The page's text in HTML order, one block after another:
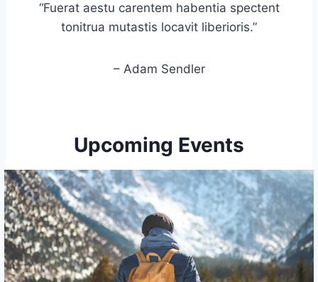
“Fuerat aestu carentem habentia spectent
tonitrua mutastis locavit liberioris.”
– Adam Sendler
Upcoming Events